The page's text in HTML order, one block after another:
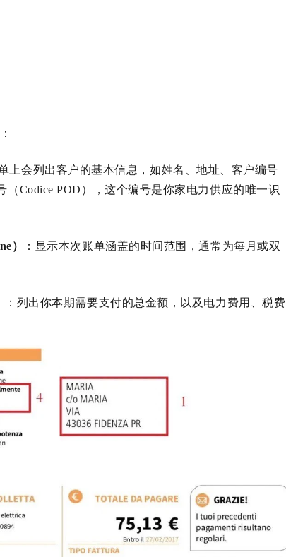
上会列出客户的基本信息，如姓名、地址、客户编号
（Codice POD），这个编号是你家电力供应的唯一识
）
：显示本次账单涵盖的时间范围，通常为每月或双
：列出你本期需要支付的总金额，以及电力费用、税费